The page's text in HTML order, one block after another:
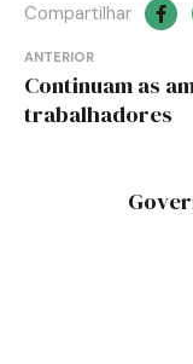
Compartilhar
de
ANTERIOR
Continuam as
trabalhadores